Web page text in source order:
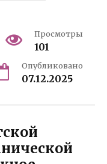
Просмотры
101
Опубликовано
07.12.2025